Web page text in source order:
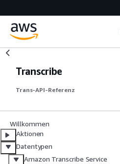
Transcribe
Trans-API-Referenz
Willkommen
Aktionen
Datentypen
Amazon Transcribe Service